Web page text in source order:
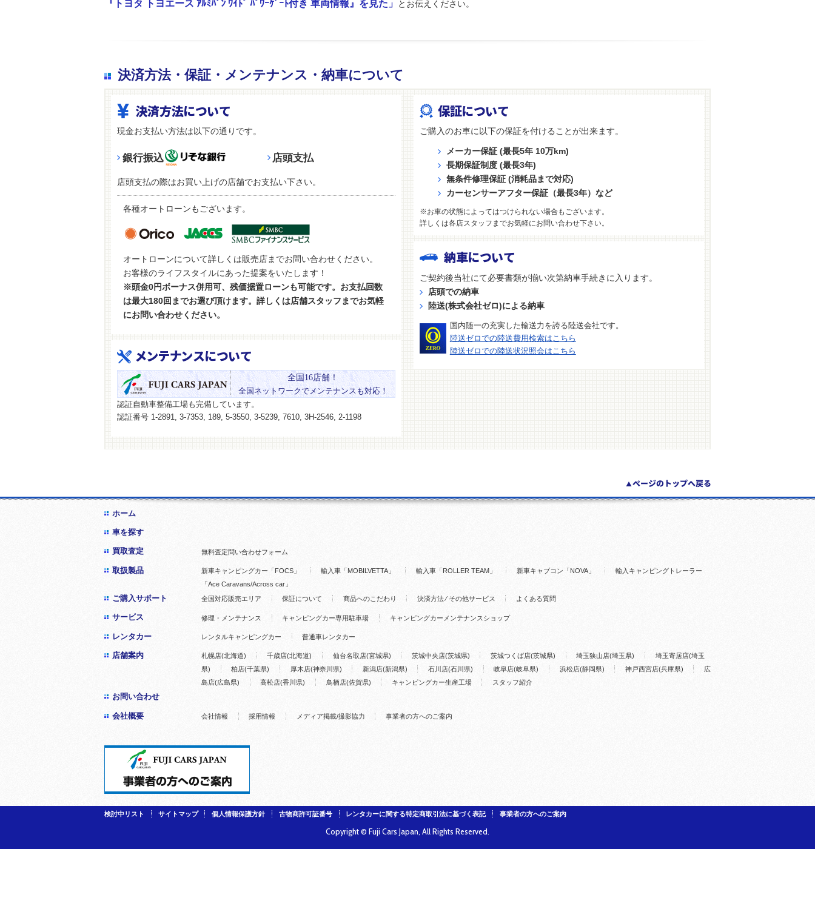
『トヨタ トヨエース ｱﾙﾐﾊﾞﾝ ﾜｲﾄﾞ ﾊﾟﾜｰｹﾞｰﾄ付き 車両情報』を見た」 とお伝えください。
決済方法・保証・メンテナンス・納車について
決済方法について
現金お支払い方法は以下の通りです。
銀行振込 店頭支払
店頭支払の際はお買い上げの店舗でお支払い下さい。
各種オートローンもございます。
オートローンについて詳しくは販売店までお問い合わせください。
お客様のライフスタイルにあった提案をいたします！
※頭金0円ボーナス併用可、残価据置ローンも可能です。お支払回数
は最大180回までお選び頂けます。詳しくは店舗スタッフまでお気軽
にお問い合わせください。
メンテナンスについて
全国16店舗！
全国ネットワークでメンテナンスも対応！
認証自動車整備工場も完備しています。
認証番号 1-2891, 3-7353, 189, 5-3550, 3-5239, 7610, 3H-2546, 2-1198
保証について
ご購入のお車に以下の保証を付けることが出来ます。
メーカー保証 (最長5年 10万km)
長期保証制度 (最長3年)
無条件修理保証 (消耗品まで対応)
カーセンサーアフター保証（最長3年）など
※お車の状態によってはつけられない場合もございます。
詳しくは各店スタッフまでお気軽にお問い合わせ下さい。
納車について
ご契約後当社にて必要書類が揃い次第納車手続きに入ります。
店頭での納車
陸送(株式会社ゼロ)による納車
国内随一の充実した輸送力を誇る陸送会社です。
陸送ゼロでの陸送費用検索はこちら
陸送ゼロでの陸送状況照会はこちら
ホーム
車を探す
買取査定 無料査定問い合わせフォーム
取扱製品 新車キャンピングカー「FOCS」 輸入車「MOBILVETTA」 輸入車「ROLLER TEAM」 新車キャブコン「NOVA」
輸入キャンピングトレーラー
「Ace Caravans/Across car」
ご購入サポート 全国対応販売エリア 保証について 商品へのこだわり 決済方法 ⁄ その他サービス よくある質問
サービス 修理・メンテナンス キャンピングカー専用駐車場 キャンピングカーメンテナンスショップ
レンタカー レンタルキャンピングカー 普通車レンタカー
店舗案内 札幌店(北海道) 千歳店(北海道) 仙台名取店(宮城県) 茨城中央店(茨城県) 茨城つくば店(茨城県) 埼玉狭山店(埼玉県)
埼玉寄居店(埼玉
県)
柏店(千葉県) 厚木店(神奈川県) 新潟店(新潟県) 石川店(石川県) 岐阜店(岐阜県) 浜松店(静岡県) 神戸西宮店(兵庫県)
広
島店(広島県)
高松店(香川県) 鳥栖店(佐賀県) キャンピングカー生産工場 スタッフ紹介
お問い合わせ
会社概要 会社情報 採用情報 メディア掲載/撮影協力 事業者の方へのご案内
検討中リスト サイトマップ 個人情報保護方針 古物商許可証番号 レンタカーに関する特定商取引法に基づく表記 事業者の方へのご案内
Copyright © Fuji Cars Japan, All Rights Reserved.